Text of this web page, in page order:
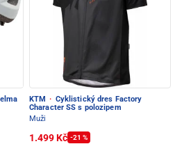
KTM · Cyklistický dres Factory
Character SS s polozipem
Muži
1.499 Kč -21 %